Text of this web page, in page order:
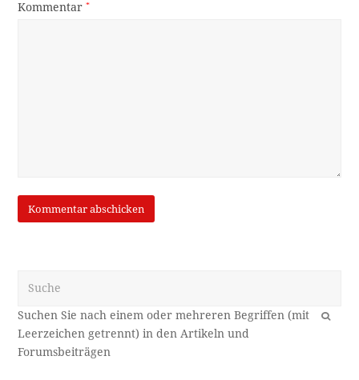
Kommentar*
OK